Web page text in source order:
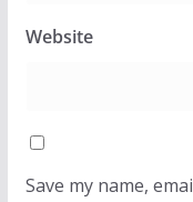
Website
Save my name,